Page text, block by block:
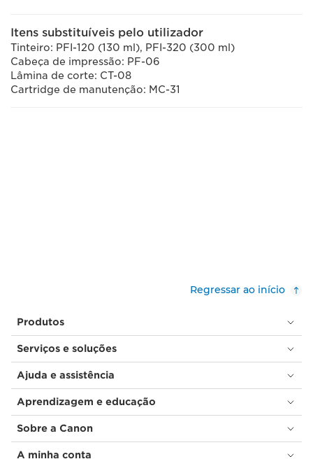
Itens substituíveis pelo utilizador
Tinteiro: PFI-120 (130 ml), PFI-320 (300 ml)
Cabeça de impressão: PF-06
Lâmina de corte: CT-08
Cartridge de manutenção: MC-31
Regressar ao início
Produtos
Serviços e soluções
Ajuda e assistência
Aprendizagem e educação
Sobre a Canon
A minha conta